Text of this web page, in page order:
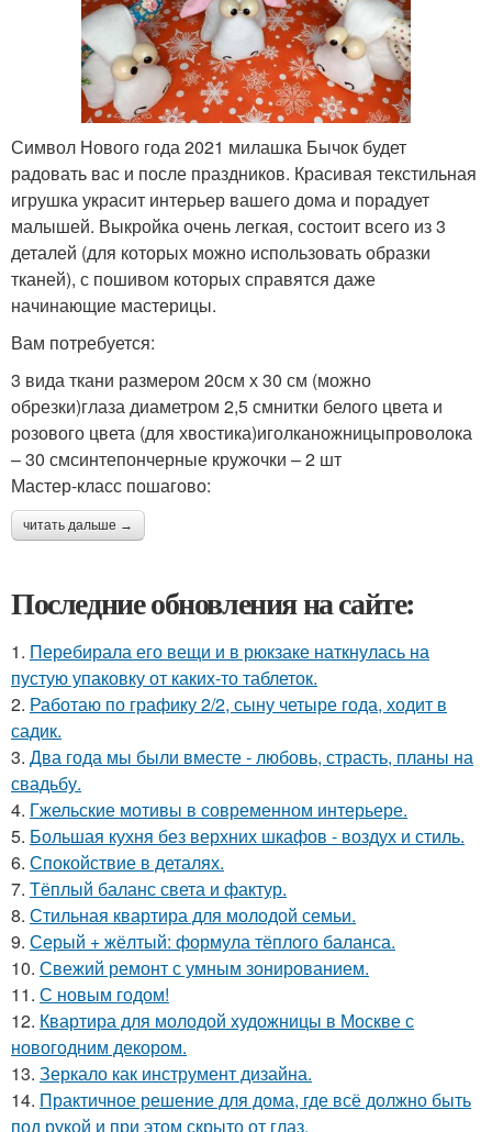
Символ Нового года 2021 милашка Бычок будет
радовать вас и после праздников. Красивая текстильная
игрушка украсит интерьер вашего дома и порадует
малышей. Выкройка очень легкая, состоит всего из 3
деталей (для которых можно использовать образки
тканей), с пошивом которых справятся даже
начинающие мастерицы.
Вам потребуется:
3 вида ткани размером 20см х 30 см (можно
обрезки)глаза диаметром 2,5 смнитки белого цвета и
розового цвета (для хвостика)иголканожницыпроволока
– 30 смсинтепончерные кружочки – 2 шт
Мастер-класс пошагово:
читать дальше →
Последние обновления на сайте:
1. Перебирала его вещи и в рюкзаке наткнулась на
пустую упаковку от каких-то таблеток.
2. Работаю по графику 2/2, сыну четыре года, ходит в
садик.
3. Два года мы были вместе - любовь, страсть, планы на
свадьбу.
4. Гжельские мотивы в современном интерьере.
5. Большая кухня без верхних шкафов - воздух и стиль.
6. Спокойствие в деталях.
7. Тёплый баланс света и фактур.
8. Стильная квартира для молодой семьи.
9. Серый + жёлтый: формула тёплого баланса.
10. Свежий ремонт с умным зонированием.
11. С новым годом!
12. Квартира для молодой художницы в Москве с
новогодним декором.
13. Зеркало как инструмент дизайна.
14. Практичное решение для дома, где всё должно быть
под рукой и при этом скрыто от глаз.